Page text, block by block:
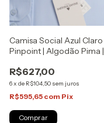
Camisa Social Azul Claro
Pinpoint | Algodão Pima |
R$627,00
6x de R$104,50 sem juros
R$595,65 com Pix
Comprar